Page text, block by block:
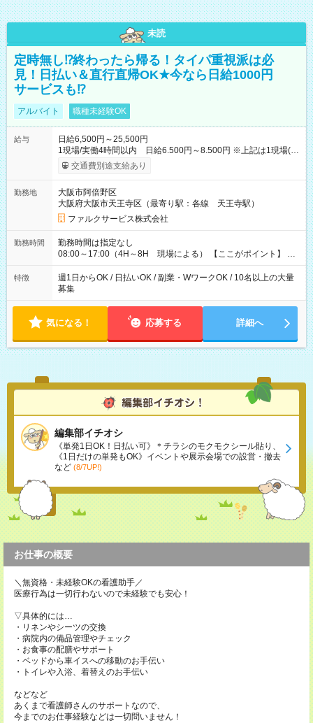
未読
定時無し⁉終わったら帰る！タイパ重視派は必
見！日払い＆直行直帰OK★今なら日給1000円
サービスも⁉
アルバイト 職種未経験OK
給与
日給6,500円～25,500円
1現場/実働4時間以内 日給6.500円～8.500円 ※上記は1現場(実
働4時間以内)あたりの給与です ※基本は1日あたり2現場(実働8
時間以内)をお任せします。その場合の支給額は日給1,3000円で
～」ですが、今なら初出勤をした人は採用祝いで【日給+1.000
円】のボーナスが！★（その他待遇に変更ありません） 現場に
よっては早く終わることもあり！ その場合も給与金額は変わり
ません！ ≪給与例≫ ・週1日勤務 ㈪～㈮は本業のため㈯のみ
1現場/6.500×2現場＝日給13.000円×4日 ＝月給52.000円 ・週6
日でレギュラー勤務(勤続1年) 1現場/7.200×2現場＝日給14.400
る」などをして月に40万以上を稼ぐ人も☆ ◆支払い方法：日払
い・週払い・月3回払いが選択可能 【試用期間】試用期間なし
交通費別途支給あり
勤務地
大阪市阿倍野区
大阪府大阪市天王寺区（最寄り駅：各線 天王寺駅）
ファルクサービス株式会社
勤務時間
勤務時間は指定なし
08:00～17:00（4H～8H 現場による） 【ここがポイント】 ◆
給与の日給保障あり！ 「4時間の現場」が「1時間」で終わった
時も給料変わらず！ 「4時間の現場」のお給料をお支払いします
♪ 1日にたくさんの現場をこなせば、高収入を実現可能！
特徴
週1日からOK / 日払いOK / 副業・WワークOK / 10名以上の大量
募集
気になる！ 応募する 詳細へ
編集部イチオシ
《単発1日OK！日払い可》＊チラシのモクモクシール貼り、
《1日だけの単発もOK》イベントや展示会場での設営・撤去
など (8/7UP!)
お仕事の概要
＼無資格・未経験OKの看護助手／
医療行為は一切行わないので未経験でも安心！
▽具体的には…
・リネンやシーツの交換
・病院内の備品管理やチェック
・お食事の配膳やサポート
・ベッドから車イスへの移動のお手伝い
・トイレや入浴、着替えのお手伝い
などなど
あくまで看護師さんのサポートなので、
今までのお仕事経験などは一切問いません！